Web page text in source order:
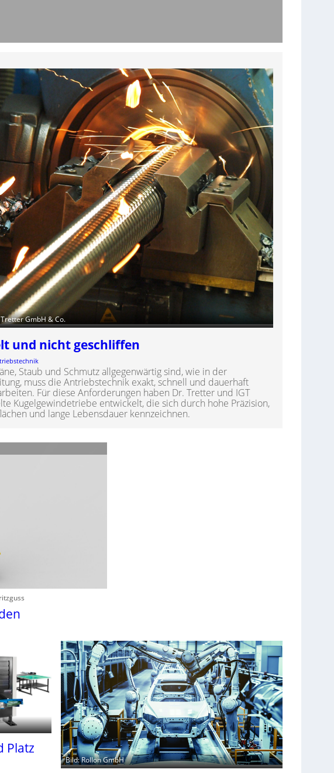
GmbH & Co.
und nicht geschliffen
Staub und Schmutz allgegenwärtig sind, wie in der
muss die Antriebstechnik exakt, schnell und dauerhaft
Für diese Anforderungen haben Dr. Tretter und IGT
Kugelgewindetriebe entwickelt, die sich durch hohe Präzision,
und lange Lebensdauer kennzeichnen.
Platz
Bild: Rollon GmbH